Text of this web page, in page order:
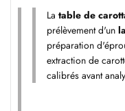
La table de
prélèvement d'un
préparation
extraction de
calibrés avant